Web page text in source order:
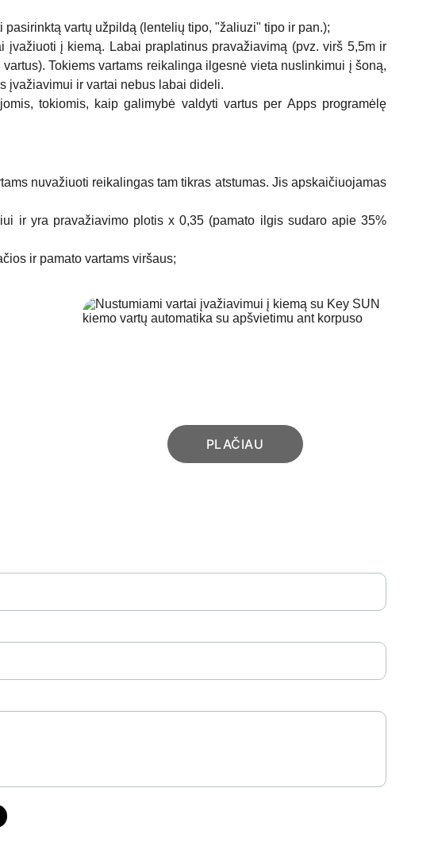
nuvažiuoti reikalingas tam tikras atstumas. Jis apskaičiuojamas
ir yra pravažiavimo plotis x 0,35 (pamato ilgis sudaro apie 35%
ir pamato vartams viršaus;
vartų užpildą (lentelių tipo, "žaliuzi" tipo ir pan.);
į kiemą. Labai praplatinus pravažiavimą (pvz. virš 5,5m ir
Tokiems vartams reikalinga ilgesnė vieta nuslinkimui į šoną,
įvažiavimui ir vartai nebus labai dideli.
tokiomis, kaip galimybė valdyti vartus per Apps programėlę
PLAČIAU